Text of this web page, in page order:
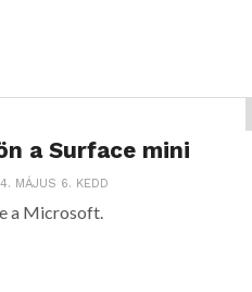
a Surface mini
MÁJUS 6. KEDD
a Microsoft.